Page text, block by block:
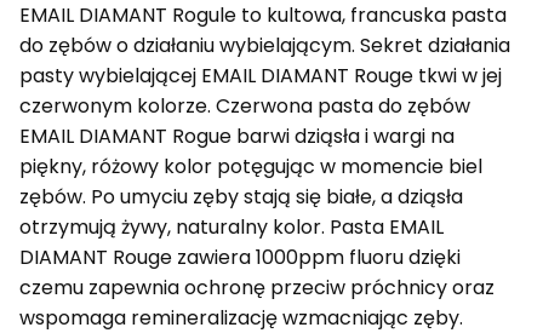
EMAIL DIAMANT Rogule to kultowa, francuska pasta
do zębów o działaniu wybielającym. Sekret działania
pasty wybielającej EMAIL DIAMANT Rouge tkwi w jej
czerwonym kolorze. Czerwona pasta do zębów
EMAIL DIAMANT Rogue barwi dziąsła i wargi na
piękny, różowy kolor potęgując w momencie biel
zębów. Po umyciu zęby stają się białe, a dziąsła
otrzymują żywy, naturalny kolor. Pasta EMAIL
DIAMANT Rouge zawiera 1000ppm fluoru dzięki
czemu zapewnia ochronę przeciw próchnicy oraz
wspomaga remineralizację wzmacniając zęby.